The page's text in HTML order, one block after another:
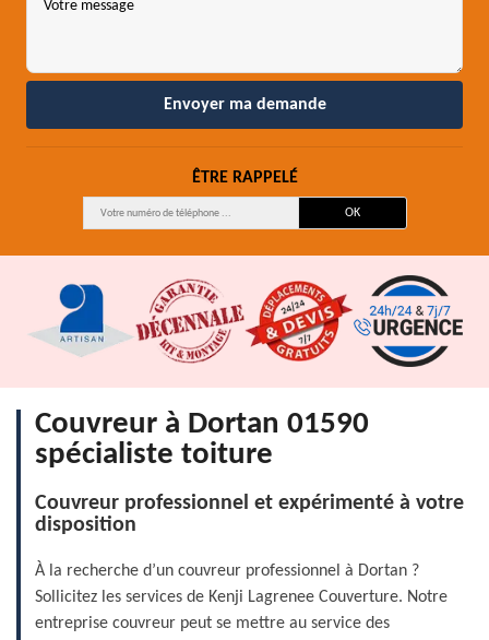
ÊTRE RAPPELÉ
Couvreur à Dortan 01590
spécialiste toiture
Couvreur professionnel et expérimenté à votre
disposition
À la recherche d’un couvreur professionnel à Dortan ?
Sollicitez les services de Kenji Lagrenee Couverture. Notre
entreprise couvreur peut se mettre au service des